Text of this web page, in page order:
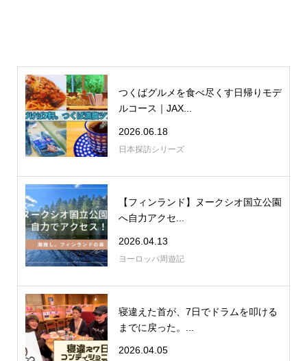
つくばグルメを食べ尽くす日帰りモデ
ルコース｜JAX...
2026.06.18
日本探訪シリーズ
【フィンランド】ヌークシオ国立公園
へ自力アクセ...
2026.04.13
ヨーロッパ周遊記
寝違えた首が、7日でドラムを叩ける
までに戻った。...
2026.04.05